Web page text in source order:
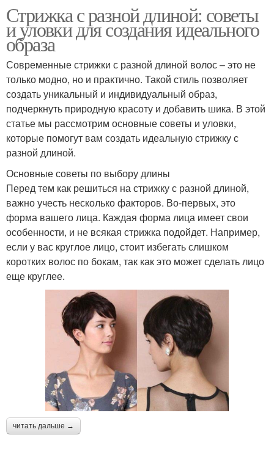
Стрижка с разной длиной: советы
и уловки для создания идеального
образа
Современные стрижки с разной длиной волос – это не
только модно, но и практично. Такой стиль позволяет
создать уникальный и индивидуальный образ,
подчеркнуть природную красоту и добавить шика. В этой
статье мы рассмотрим основные советы и уловки,
которые помогут вам создать идеальную стрижку с
разной длиной.
Основные советы по выбору длины
Перед тем как решиться на стрижку с разной длиной,
важно учесть несколько факторов. Во-первых, это
форма вашего лица. Каждая форма лица имеет свои
особенности, и не всякая стрижка подойдет. Например,
если у вас круглое лицо, стоит избегать слишком
коротких волос по бокам, так как это может сделать лицо
еще круглее.
читать дальше →